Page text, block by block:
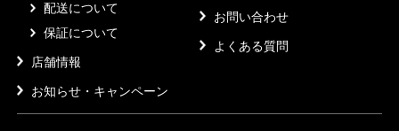
配送について
保証について
店舗情報
お知らせ・キャンペーン
お問い合わせ
よくある質問